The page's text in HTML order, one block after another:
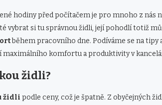
hodiny před počítačem je pro mnoho z nás
vybrat si tu správnou židli, její pohodlí totiž
během pracovního dne. Podíváme se na
maximálního komfortu a produktivity v
židli?
židli podle ceny, což je špatně. Z obyčejných